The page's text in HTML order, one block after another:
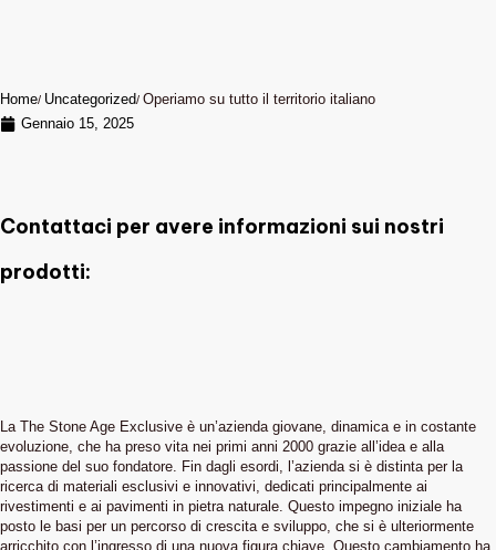
Home Uncategorized Operiamo su tutto il territorio italiano
Gennaio 15, 2025
Contattaci per avere informazioni sui nostri
prodotti:
La The Stone Age Exclusive è un’azienda giovane, dinamica e in costante
evoluzione, che ha preso vita nei primi anni 2000 grazie all’idea e alla
passione del suo fondatore. Fin dagli esordi, l’azienda si è distinta per la
ricerca di materiali esclusivi e innovativi, dedicati principalmente ai
rivestimenti e ai pavimenti in pietra naturale. Questo impegno iniziale ha
posto le basi per un percorso di crescita e sviluppo, che si è ulteriormente
arricchito con l’ingresso di una nuova figura chiave. Questo cambiamento ha